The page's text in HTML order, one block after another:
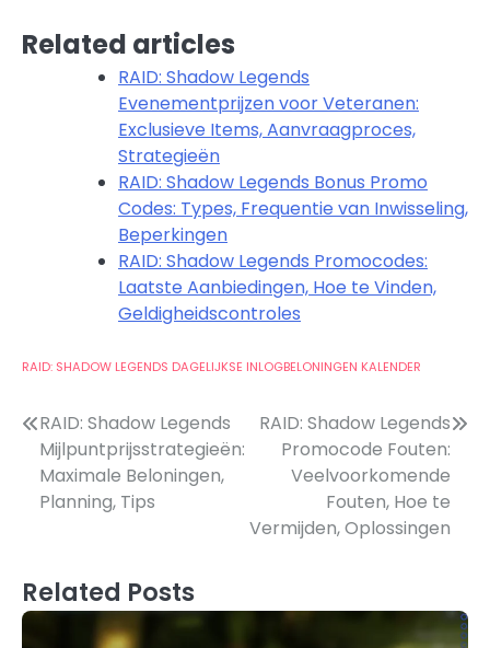
Related articles
RAID: Shadow Legends
Evenementprijzen voor Veteranen:
Exclusieve Items, Aanvraagproces,
Strategieën
RAID: Shadow Legends Bonus Promo
Codes: Types, Frequentie van Inwisseling,
Beperkingen
RAID: Shadow Legends Promocodes:
Laatste Aanbiedingen, Hoe te Vinden,
Geldigheidscontroles
RAID: SHADOW LEGENDS DAGELIJKSE INLOGBELONINGEN KALENDER
Post
navigation
RAID: Shadow Legends
Mijlpuntprijsstrategieën:
Maximale Beloningen,
Planning, Tips
RAID: Shadow Legends
Promocode Fouten:
Veelvoorkomende
Fouten, Hoe te
Vermijden, Oplossingen
Related Posts